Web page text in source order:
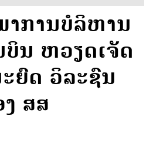
າການບໍລິຫານ
ບິນ ຫວຽດເຈັດ
ຍົດ ວິລະຊົນ
ສສ